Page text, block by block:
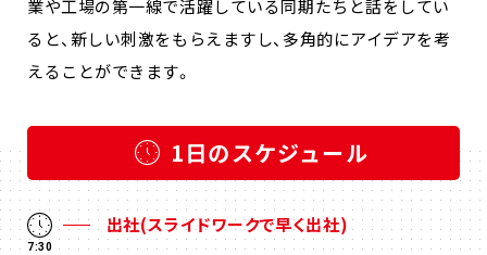
業や工場の第一線で活躍している同期たちと話をしてい
ると、新しい刺激をもらえますし、多角的にアイデアを考
えることができます。
1日のスケジュール
7:30
出社(スライドワークで早く出社)